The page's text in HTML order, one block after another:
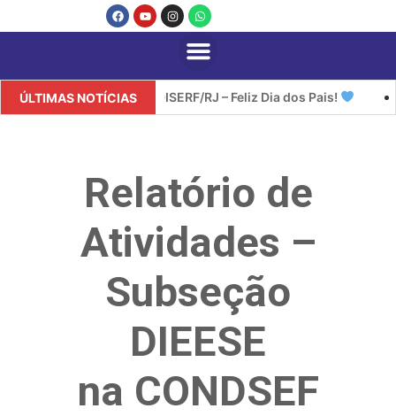
ÚLTIMAS NOTÍCIASSINDISERF/RJ – Feliz Dia dos Pais!
Relatório de
Atividades –
Subseção
DIEESE
na CONDSEF